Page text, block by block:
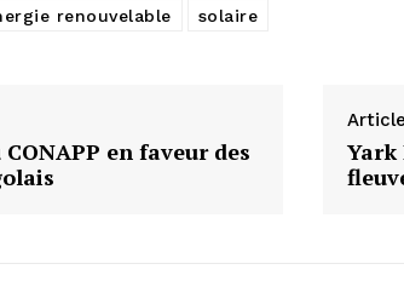
renouvelable solaire
en faveur des
Yark